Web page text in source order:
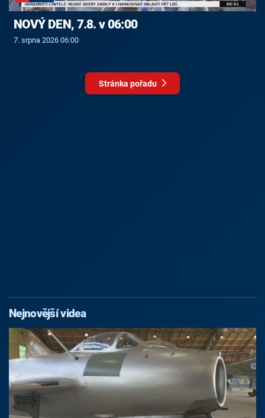
NOVÝ DEN, 7.8. v 06:00
7. srpna 2026 06:00
Stránka pořadu
Nejnovější videa